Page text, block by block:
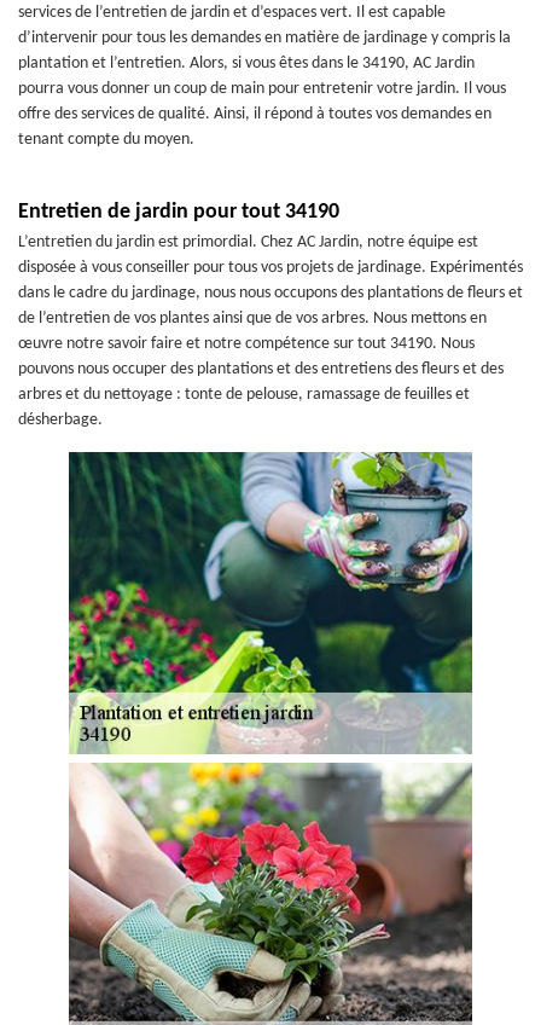
services de l’entretien de jardin et d’espaces vert. Il est capable
d’intervenir pour tous les demandes en matière de jardinage y compris la
plantation et l’entretien. Alors, si vous êtes dans le 34190, AC Jardin
pourra vous donner un coup de main pour entretenir votre jardin. Il vous
offre des services de qualité. Ainsi, il répond à toutes vos demandes en
tenant compte du moyen.
Entretien de jardin pour tout 34190
L’entretien du jardin est primordial. Chez AC Jardin, notre équipe est
disposée à vous conseiller pour tous vos projets de jardinage. Expérimentés
dans le cadre du jardinage, nous nous occupons des plantations de fleurs et
de l’entretien de vos plantes ainsi que de vos arbres. Nous mettons en
œuvre notre savoir faire et notre compétence sur tout 34190. Nous
pouvons nous occuper des plantations et des entretiens des fleurs et des
arbres et du nettoyage : tonte de pelouse, ramassage de feuilles et
désherbage.